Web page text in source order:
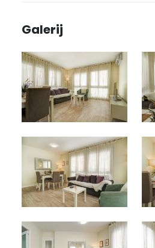
Galerij